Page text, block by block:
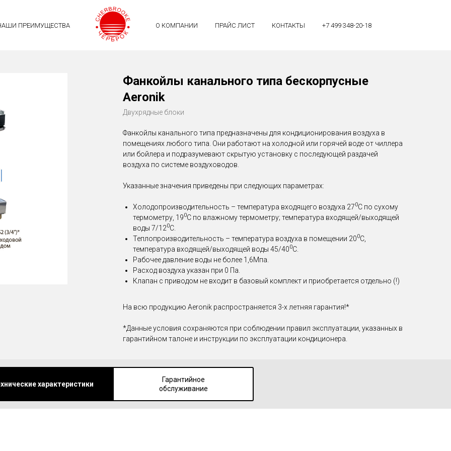
ПРЕИМУЩЕСТВА О КОМПАНИИ ПРАЙС ЛИСТ КОНТАКТЫ +7 499 348-20-18
Фанкойлы канального типа бескорпусные
Aeronik
Двухрядные блоки
Фанкойлы канального типа предназначены для кондиционирования воздуха в
помещениях любого типа. Они работают на холодной или горячей воде от чиллера
или бойлера и подразумевают скрытую установку с последующей раздачей
воздуха по системе воздуховодов.
Указанные значения приведены при следующих параметрах:
Холодопроизводительность – температура входящего воздуха 270С по сухому
термометру, 190С по влажному термометру; температура входящей/выходящей
воды 7/120С.
Теплопроизводительность – температура воздуха в помещении 200С,
температура входящей/выходящей воды 45/400С.
Рабочее давление воды не более 1,6Мпа.
Расход воздуха указан при 0 Па.
Клапан с приводом не входит в базовый комплект и приобретается отдельно (!)
На всю продукцию Aeronik распространяется 3-х летняя гарантия!*
*Данные условия сохраняются при соблюдении правил эксплуатации, указанных в
гарантийном талоне и инструкции по эксплуатации кондиционера.
характеристики
Гарантийное
обслуживание